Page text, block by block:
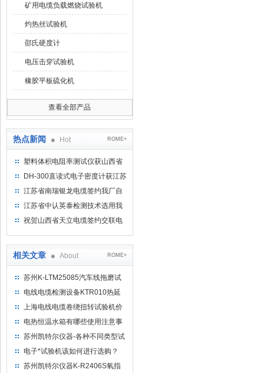
矿用电缆负载燃烧试验机
灼热丝试验机
邵氏硬度计
电压击穿试验机
橡胶平板硫化机
查看全部产品
热点新闻 Hot ROME+
塑料体积电阻率测试仪获山西省
水利机械厂选用
DH-300直读式电子密度计获江苏
省苏州市安信塑业选用
江苏省南瑞银龙电缆签约我厂自
然换气老化箱等电缆检测设备
江苏省中认英泰检测技术选用我
厂自然换气老化试验箱
祝贺山西省天立电缆签约交联电
相关文章 About ROME+
苏州K-LTM25085汽车线拖磨试
验机参考标准
电线电缆检测设备KTR010热延
伸试验装置
上海电线电缆卷绕扭转试验机价
格
电热恒温水箱有哪些使用注意事
项
苏州凯特尔仪器-各种不同类型试
验机的拉伸强度对比
电子*试验机该如何进行选购？
苏州凯特尔仪器K-R2406S氧指